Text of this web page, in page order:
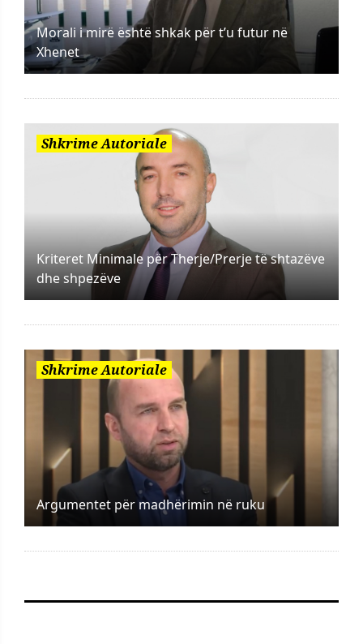
Morali i mirë është shkak për t’u futur në
Xhenet
Shkrime Autoriale
Kriteret Minimale për Therje/Prerje të shtazëve
dhe shpezëve
Shkrime Autoriale
Argumentet për madhërimin në ruku